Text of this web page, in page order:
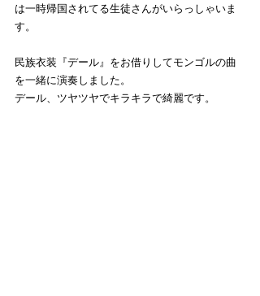
は一時帰国されてる生徒さんがいらっしゃいま
す。
民族衣装『デール』をお借りしてモンゴルの曲
を一緒に演奏しました。
デール、ツヤツヤでキラキラで綺麗です。